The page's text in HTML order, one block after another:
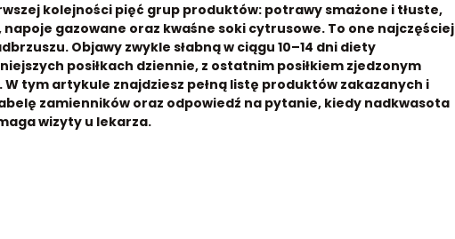
kolejności pięć grup produktów: potrawy smażone i tłuste,
gazowane oraz kwaśne soki cytrusowe. To one najczęściej
Objawy zwykle słabną w ciągu 10–14 dni diety
posiłkach dziennie, z ostatnim posiłkiem zjedzonym
tym artykule znajdziesz pełną listę produktów zakazanych i
zamienników oraz odpowiedź na pytanie, kiedy nadkwasota
wizyty u lekarza.